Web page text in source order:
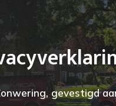
gevestigd